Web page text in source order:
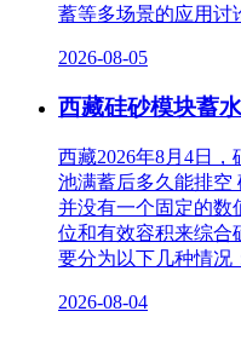
蓄等多场景的应用讨
2026-08-05
西藏硅砂模块蓄
西藏2026年8月4日
池满蓄后多久能排空
并没有一个固定的数
位和有效容积来综合
要分为以下几种情况
2026-08-04